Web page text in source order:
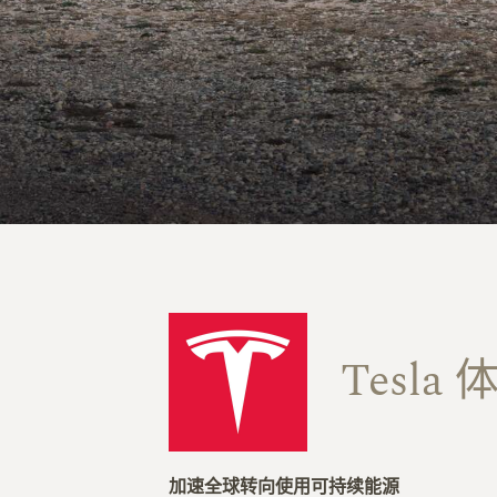
Tesla
加速全球转向使用可持续能源